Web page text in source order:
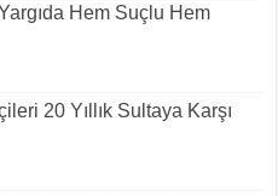
Hem Suçlu Hem
20 Yıllık Sultaya Karşı